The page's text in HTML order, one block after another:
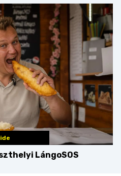
csipetnyi” empátiával
LángoSOS